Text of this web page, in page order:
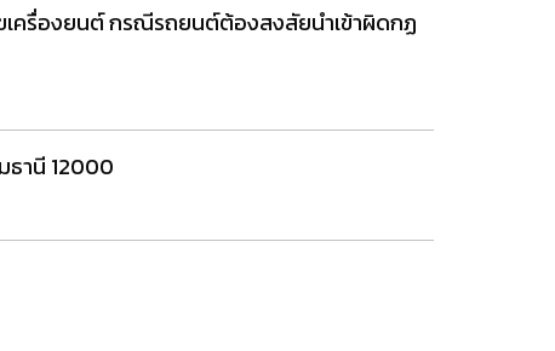
เครื่องยนต์ กรณีรถยนต์ต้องสงสัยนำเข้าผิดกฏ
ธานี 12000